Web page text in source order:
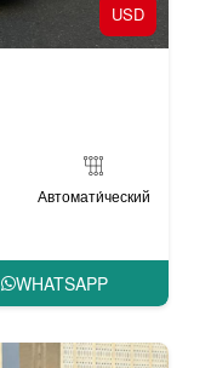
USD
Автомати́ческий
WHATSAPP